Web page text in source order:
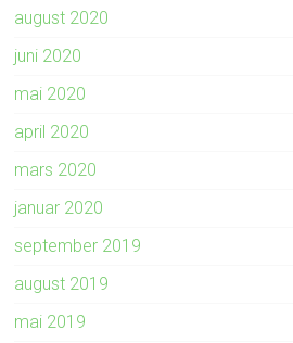
august 2020
juni 2020
mai 2020
april 2020
mars 2020
januar 2020
september 2019
august 2019
mai 2019